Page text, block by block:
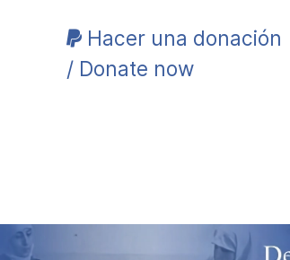
Hacer una donación
/ Donate now